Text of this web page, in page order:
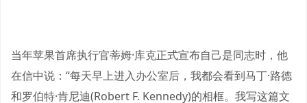
当年苹果首席执行官蒂姆·库克正式宣布自己是同志时，他
在信中说：“每天早上进入办公室后，我都会看到马丁·路德
和罗伯特·肯尼迪(Robert F. Kennedy)的相框。我写这篇文